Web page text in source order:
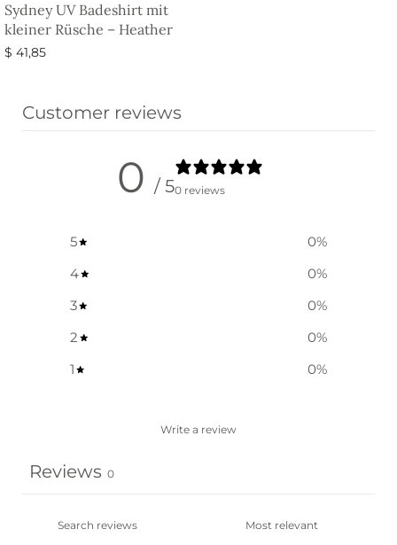
Sydney UV Badeshirt mit
kleiner Rüsche – Heather
$ 41,85
Customer reviews
0 / 50 reviews
5 0%
4
0%
3
0%
2
0%
1
0%
Write a review
Reviews 0